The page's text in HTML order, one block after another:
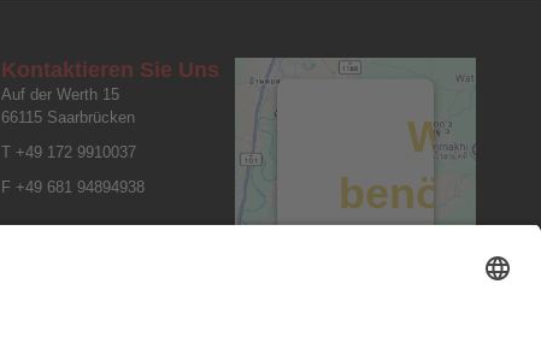
Kontaktieren Sie Uns
Auf der Werth 15
66115 Saarbrücken
T +49 172 9910037
F +49 681 94894938
Wir